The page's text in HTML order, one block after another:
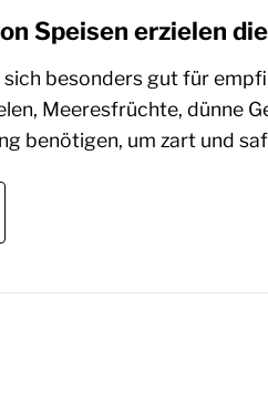
Speisen erzielen
besonders gut für
Meeresfrüchte, dünne
benötigen, um zart und